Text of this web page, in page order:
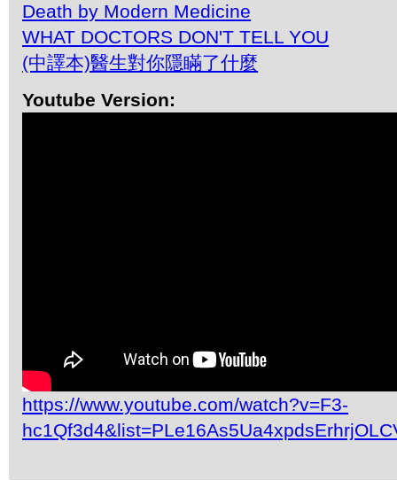
Death by Modern Medicine
WHAT DOCTORS DON'T TELL YOU
(中譯本)醫生對你隱瞞了什麼
Youtube Version:
https://www.youtube.com/watch?v=F3-